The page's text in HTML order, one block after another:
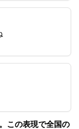
この表現で全国の